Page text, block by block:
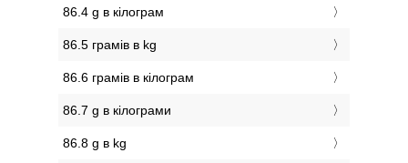
86.4 g в кілограм
86.5 грамів в kg
86.6 грамів в кілограм
86.7 g в кілограми
86.8 g в kg